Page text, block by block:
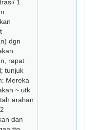
1
dgn
rapat
tunjuk
Mereka
~ utk
arahan
dan